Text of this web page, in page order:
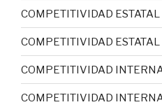
COMPETITIVIDAD
COMPETITIVIDAD
COMPETITIVIDAD
COMPETITIVIDAD